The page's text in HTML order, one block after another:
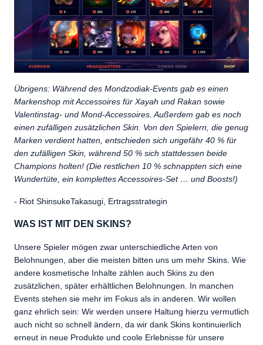
Übrigens: Während des Mondzodiak-Events gab es einen
Markenshop mit Accessoires für Xayah und Rakan sowie
Valentinstag- und Mond-Accessoires. Außerdem gab es noch
einen zufälligen zusätzlichen Skin. Von den Spielern, die genug
Marken verdient hatten, entschieden sich ungefähr 40 % für
den zufälligen Skin, während 50 % sich stattdessen beide
Champions holten! (Die restlichen 10 % schnappten sich eine
Wundertüte, ein komplettes Accessoires-Set … und Boosts!)
- Riot ShinsukeTakasugi, Ertragsstrategin
WAS IST MIT DEN SKINS?
Unsere Spieler mögen zwar unterschiedliche Arten von
Belohnungen, aber die meisten bitten uns um mehr Skins. Wie
andere kosmetische Inhalte zählen auch Skins zu den
zusätzlichen, später erhältlichen Belohnungen. In manchen
Events stehen sie mehr im Fokus als in anderen. Wir wollen
ganz ehrlich sein: Wir werden unsere Haltung hierzu vermutlich
auch nicht so schnell ändern, da wir dank Skins kontinuierlich
erneut in neue Produkte und coole Erlebnisse für unsere